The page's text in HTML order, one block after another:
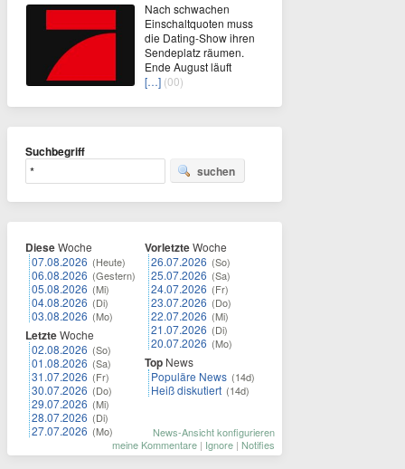
Nach schwachen
Einschaltquoten muss
die Dating-Show ihren
Sendeplatz räumen.
Ende August läuft
[…] (00)
Suchbegriff
suchen
DieseWoche
07.08.2026 (Heute)
06.08.2026 (Gestern)
05.08.2026 (Mi)
04.08.2026 (Di)
03.08.2026 (Mo)
LetzteWoche
02.08.2026 (So)
01.08.2026 (Sa)
31.07.2026 (Fr)
30.07.2026 (Do)
29.07.2026 (Mi)
28.07.2026 (Di)
27.07.2026 (Mo)
VorletzteWoche
26.07.2026 (So)
25.07.2026 (Sa)
24.07.2026 (Fr)
23.07.2026 (Do)
22.07.2026 (Mi)
21.07.2026 (Di)
20.07.2026 (Mo)
Top News
Populäre News (14d)
Heiß diskutiert (14d)
News-Ansicht konfigurieren
meine Kommentare | Ignore | Notifies